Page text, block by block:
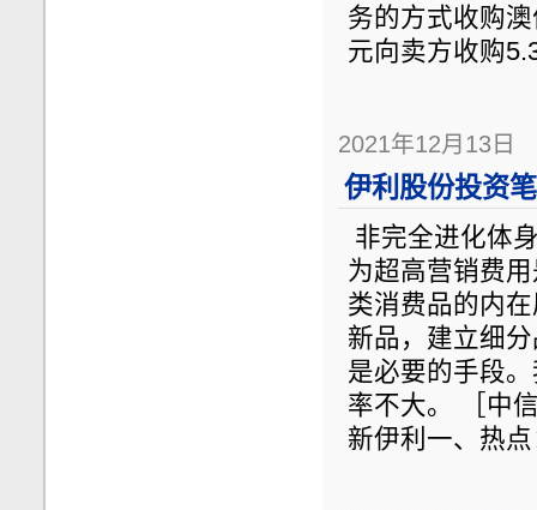
务的方式收购
元向卖方收购
2021年12月13日
伊利股份投资
非完全进化体
为超高营销费
类消费品的内
新品，建立细
是必要的手段
率不大。 ［中
新伊利一、热